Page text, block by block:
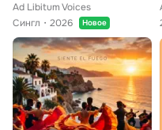
Ad Libitum Voices
Сингл
2026 Новое